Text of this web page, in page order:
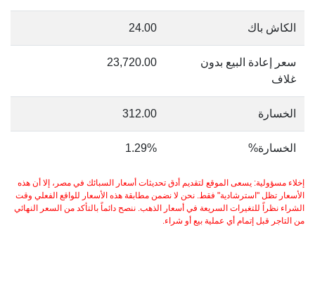
الكاش باك 24.00
سعر إعادة البيع بدون
غلاف
23,720.00
الخسارة 312.00
الخسارة% 1.29%
إخلاء مسؤولية: يسعى الموقع لتقديم أدق تحديثات أسعار السبائك في مصر، إلا أن هذه
الأسعار تظل "استرشادية" فقط. نحن لا نضمن مطابقة هذه الأسعار للواقع الفعلي وقت
الشراء نظراً للتغيرات السريعة في أسعار الذهب. ننصح دائماً بالتأكد من السعر النهائي
من التاجر قبل إتمام أي عملية بيع أو شراء.